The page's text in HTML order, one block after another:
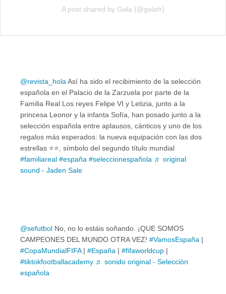
A post shared by Gala (@galafr)
@revista_hola Así ha sido el recibimiento de la selección
española en el Palacio de la Zarzuela por parte de la
Familia Real Los reyes Felipe VI y Letizia, junto a la
princesa Leonor y la infanta Sofía, han posado junto a la
selección española entre aplausos, cánticos y uno de los
regalos más esperados: la nueva equipación con las dos
estrellas ⭐️⭐️, símbolo del segundo título mundial
#familiareal #españa #seleccionespañola ♬ original
sound - Jaden Sale
@sefutbol No, no lo estáis soñando. ¡QUE SOMOS
CAMPEONES DEL MUNDO OTRA VEZ! #VamosEspaña |
#CopaMundialFIFA| #España | #fifaworldcup |
#tiktokfootballacademy ♬ sonido original - Selección
española